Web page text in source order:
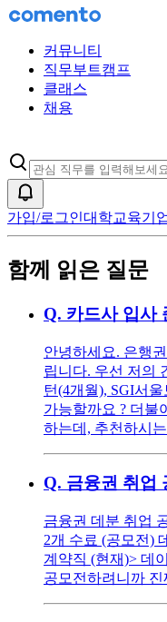
커뮤니티
직무부트캠프
클래스
채용
가입/로그인대학교육기
함께 읽은 질문
Q. 카드사 입사
안녕하세요. 은행
립니다. 우선 저의
턴(4개월), SGI서
가능할까요 ? 더불
하는데, 추천하시
Q. 금융권 취업
금융권 데분 취업
2개 수료 (공모전)
계약직 (현재)> 데
공모전하려니까